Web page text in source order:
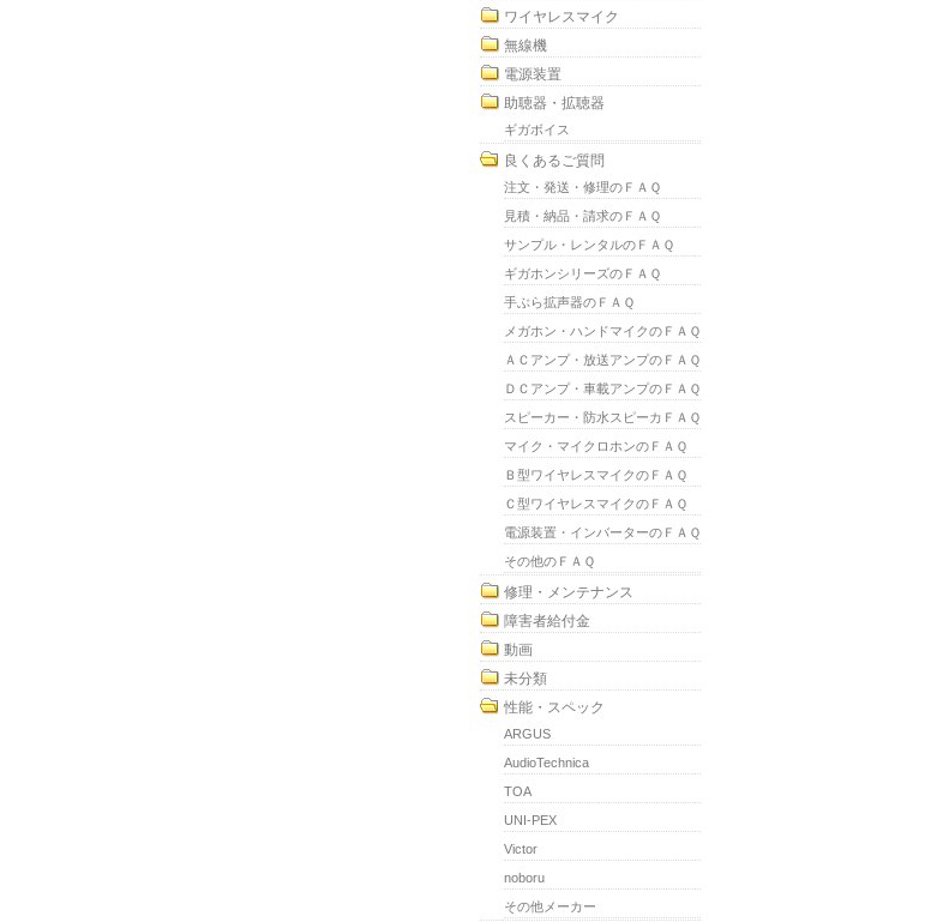
ワイヤレスマイク
無線機
電源装置
助聴器・拡聴器
ギガボイス
良くあるご質問
注文・発送・修理のＦＡＱ
見積・納品・請求のＦＡＱ
サンプル・レンタルのＦＡＱ
ギガホンシリーズのＦＡＱ
手ぶら拡声器のＦＡＱ
メガホン・ハンドマイクのＦＡＱ
ＡＣアンプ・放送アンプのＦＡＱ
ＤＣアンプ・車載アンプのＦＡＱ
スピーカー・防水スピーカＦＡＱ
マイク・マイクロホンのＦＡＱ
Ｂ型ワイヤレスマイクのＦＡＱ
Ｃ型ワイヤレスマイクのＦＡＱ
電源装置・インバーターのＦＡＱ
その他のＦＡＱ
修理・メンテナンス
障害者給付金
動画
未分類
性能・スペック
ARGUS
AudioTechnica
TOA
UNI-PEX
Victor
noboru
その他メーカー